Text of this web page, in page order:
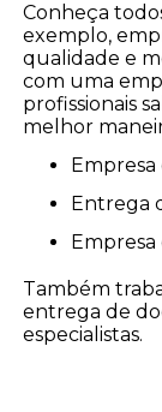
Conheça
exemplo,
qualidade e
com uma
profissionais
melhor
Também
entrega de
especialistas.